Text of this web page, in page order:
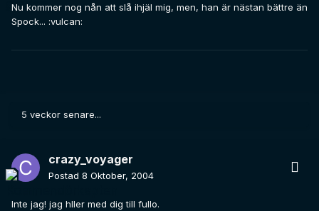
Nu kommer nog nån att slå ihjäl mig, men, han är nästan bättre än
Spock... :vulcan:
5 veckor senare...
crazy_voyager
Postad 8 Oktober, 2004
Inte jag! jag hller med dig till fullo.